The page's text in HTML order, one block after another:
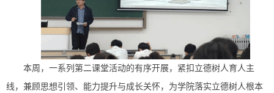
本周，一系列第二课堂活动的有序开展，紧扣立德树人育人主
线，兼顾思想引领、能力提升与成长关怀，为学院落实立德树人根本